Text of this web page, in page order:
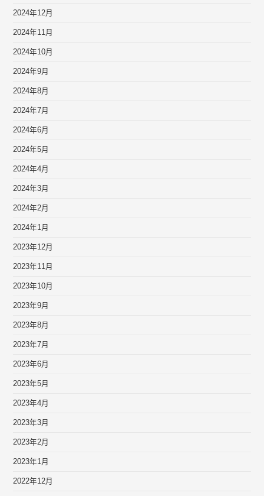
2024年12月
2024年11月
2024年10月
2024年9月
2024年8月
2024年7月
2024年6月
2024年5月
2024年4月
2024年3月
2024年2月
2024年1月
2023年12月
2023年11月
2023年10月
2023年9月
2023年8月
2023年7月
2023年6月
2023年5月
2023年4月
2023年3月
2023年2月
2023年1月
2022年12月